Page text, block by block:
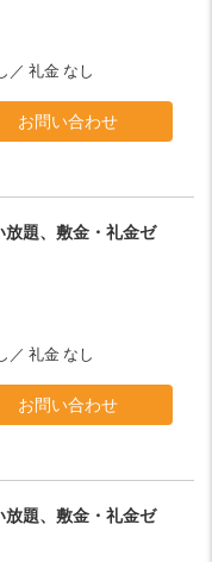
／ 礼金 なし
お問い合わせ
題、敷金・礼金ゼ
／ 礼金 なし
お問い合わせ
題、敷金・礼金ゼ